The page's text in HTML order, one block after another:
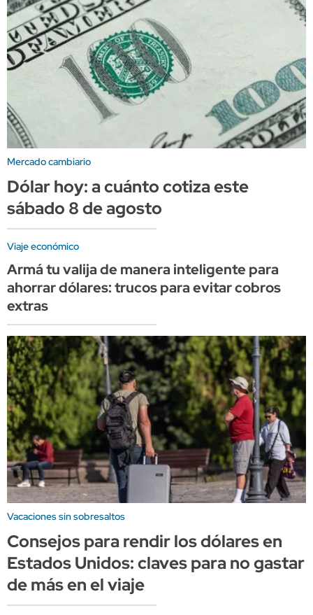
Mercado cambiario
Dólar hoy: a cuánto cotiza este
sábado 8 de agosto
Viaje económico
Armá tu valija de manera inteligente para
ahorrar dólares: trucos para evitar cobros
extras
Vacaciones sin sobresaltos
Consejos para rendir los dólares en
Estados Unidos: claves para no gastar
de más en el viaje